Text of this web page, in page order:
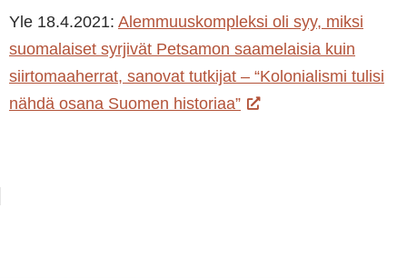
Yle 18.4.2021: Alemmuuskompleksi oli syy, miksi
suomalaiset syrjivät Petsamon saamelaisia kuin
siirtomaaherrat, sanovat tutkijat – “Kolonialismi tulisi
nähdä osana Suomen historiaa”